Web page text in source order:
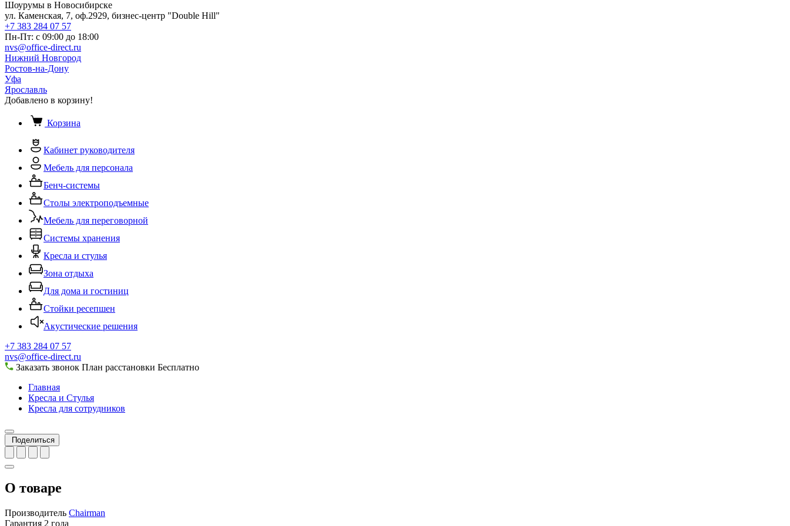
Шоурумы в Новосибирске
ул. Каменская, 7, оф.2929, бизнес-центр "Double Hill"
+7 383 284 07 57
Пн-Пт: с 09:00 до 18:00
nvs@office-direct.ru
Нижний Новгород
Ростов-на-Дону
Уфа
Ярославль
Добавлено в корзину!
Корзина
Кабинет руководителя
Мебель для персонала
Бенч-системы
Столы электроподъемные
Мебель для переговорной
Системы хранения
Кресла и стулья
Зона отдыха
Для дома и гостиниц
Стойки ресепшен
Акустические решения
+7 383 284 07 57
nvs@office-direct.ru
Заказать звонок План расстановки Бесплатно
Главная
Кресла и Стулья
Кресла для сотрудников
Поделиться
О товаре
Производитель Chairman
Гарантия 2 года